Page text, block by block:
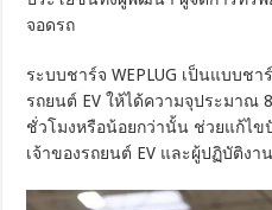
จอดรถ
ระบบชาร์จ WEPLUG เป็นแบบช
รถยนต์ EV ให้ได้ความจุประมาณ
ชั่วโมงหรือน้อยกว่านั้น ช่วยแก้ไ
เจ้าของรถยนต์ EV และผู้ปฏิบัติงา